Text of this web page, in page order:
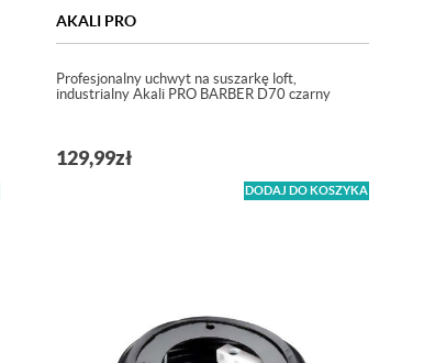
AKALI PRO
Profesjonalny uchwyt na suszarkę loft,
industrialny Akali PRO BARBER D70 czarny
129,99zł
DODAJ DO KOSZYKA